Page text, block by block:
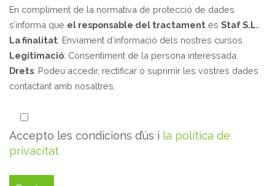
En compliment de la normativa de protecció de dades
s’informa que el responsable del tractament és Staf S.L.
La finalitat: Enviament d’informació dels nostres cursos.
Legitimació: Consentiment de la persona interessada.
Drets: Podeu accedir, rectificar o suprimir les vostres dades
contactant amb nosaltres.
Accepto les condicions d’ús i la política de
privacitat